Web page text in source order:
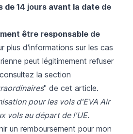
de 14 jours avant la date de
être responsable de
plus d'informations sur les cas
peut légitimement refuser
la section
" de cet article.
pour les vols d'EVA Air
vols au départ de l'UE.
un remboursement pour mon